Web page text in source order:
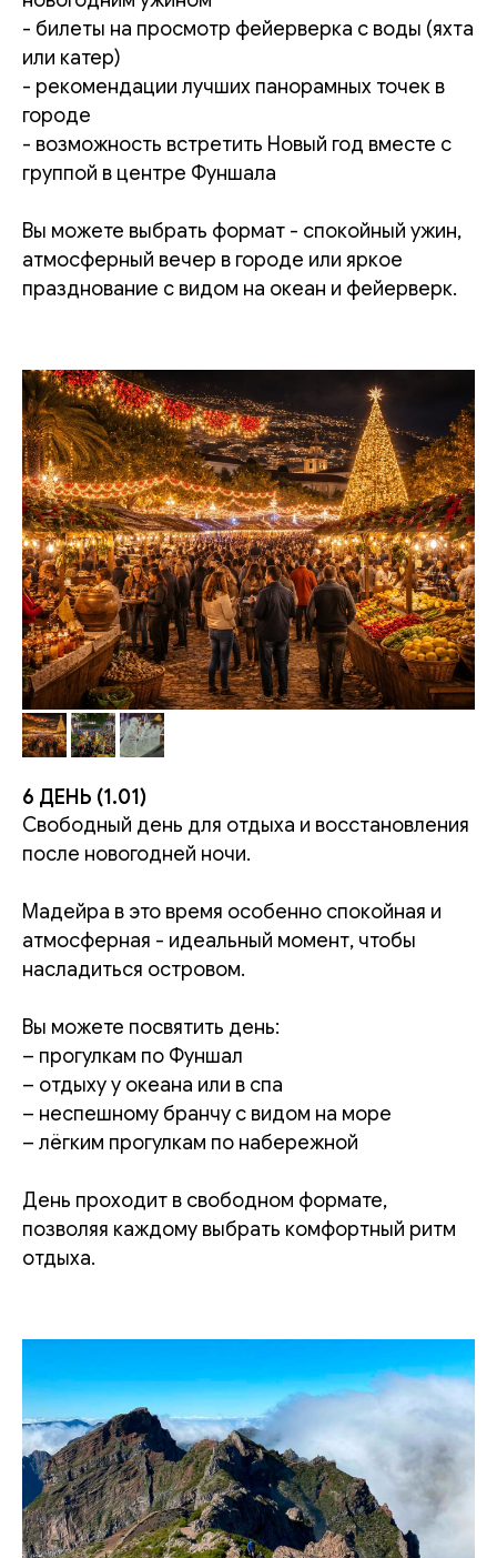
- билеты на просмотр фейерверка с воды (яхта
или катер)
- рекомендации лучших панорамных точек в
городе
- возможность встретить Новый год вместе с
группой в центре Фуншала
Вы можете выбрать формат - спокойный ужин,
атмосферный вечер в городе или яркое
празднование с видом на океан и фейерверк.
6 ДЕНЬ (1.01)
Свободный день для отдыха и восстановления
после новогодней ночи.
Мадейра в это время особенно спокойная и
атмосферная - идеальный момент, чтобы
насладиться островом.
Вы можете посвятить день:
– прогулкам по Фуншал
– отдыху у океана или в спа
– неспешному бранчу с видом на море
– лёгким прогулкам по набережной
День проходит в свободном формате,
позволяя каждому выбрать комфортный ритм
отдыха.